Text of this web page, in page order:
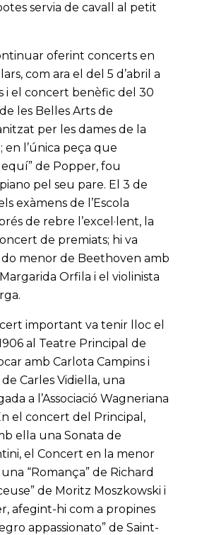
servia de cavall al petit
oferint concerts en
com ara el del 5 d’abril a
i el concert benèfic del 30
les Belles Arts de
per les dames de la
en l’única peça que
de Popper, fou
pel seu pare. El 3 de
exàmens de l’Escola
de rebre l’excel·lent, la
de premiats; hi va
menor de Beethoven amb
Orfila i el violinista
important va tenir lloc el
al Teatre Principal de
amb Carlota Campins i
Carles Vidiella, una
a l’Associació Wagneriana
el concert del Principal,
ella una Sonata de
el Concert en la menor
“Romança” de Richard
de Moritz Moszkowski i
afegint-hi com a propines
appassionato” de Saint-